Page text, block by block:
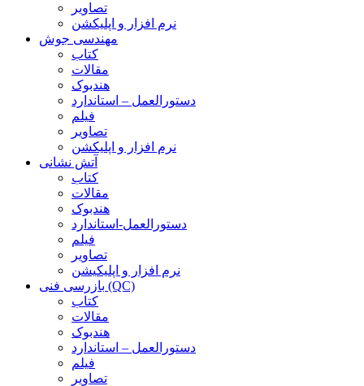
تصاویر
نرم افزار و اپلیکشن
مهندسی جوش
کتاب
مقالات
هندبوک
دستورالعمل – استاندارد
فیلم
تصاویر
نرم افزار و اپلیکشن
آتش نشانی
کتاب
مقالات
هندبوک
دستورالعمل-استاندارد
فیلم
تصاویر
نرم افزار و اپلیکیشن
بازرسی فنی (QC)
کتاب
مقالات
هندبوک
دستورالعمل – استاندارد
فیلم
تصاویر